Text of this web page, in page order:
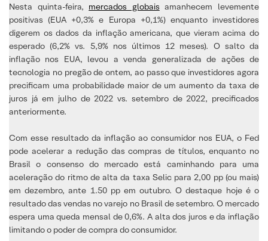
Nesta quinta-feira, mercados globais amanhecem levemente
positivas (EUA +0,3% e Europa +0,1%) enquanto investidores
digerem os dados da inflação americana, que vieram acima do
esperado (6,2% vs. 5,9% nos últimos 12 meses). O salto da
inflação nos EUA, levou a venda generalizada de ações de
tecnologia no pregão de ontem, ao passo que investidores agora
precificam uma probabilidade maior de um aumento da taxa de
juros já em julho de 2022 vs. setembro de 2022, precificados
anteriormente.
Com esse resultado da inflação ao consumidor nos EUA, o Fed
pode acelerar a redução das compras de títulos, enquanto no
Brasil o consenso do mercado está caminhando para uma
aceleração do ritmo de alta da taxa Selic para 2,00 pp (ou mais)
em dezembro, ante 1.50 pp em outubro. O destaque hoje é o
resultado das vendas no varejo no Brasil de setembro. O mercado
espera uma queda mensal de 0,6%. A alta dos juros e da inflação
limitando o poder de compra do consumidor.